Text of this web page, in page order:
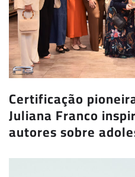
Certificação
Juliana Franco
autores sobre